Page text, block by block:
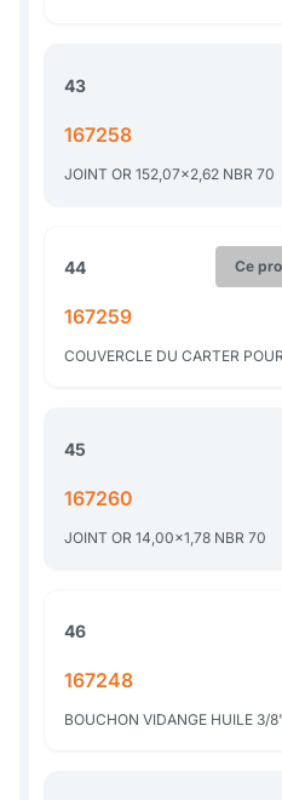
43
167258
JOINT OR 152,07x2,62 NBR 70
44 Ce
167259
COUVERCLE DU CARTER
45
167260
JOINT OR 14,00x1,78 NBR 70
46
167248
BOUCHON VIDANGE HUILE 3/